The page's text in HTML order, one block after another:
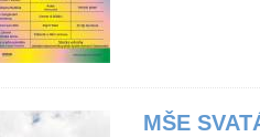
MŠE